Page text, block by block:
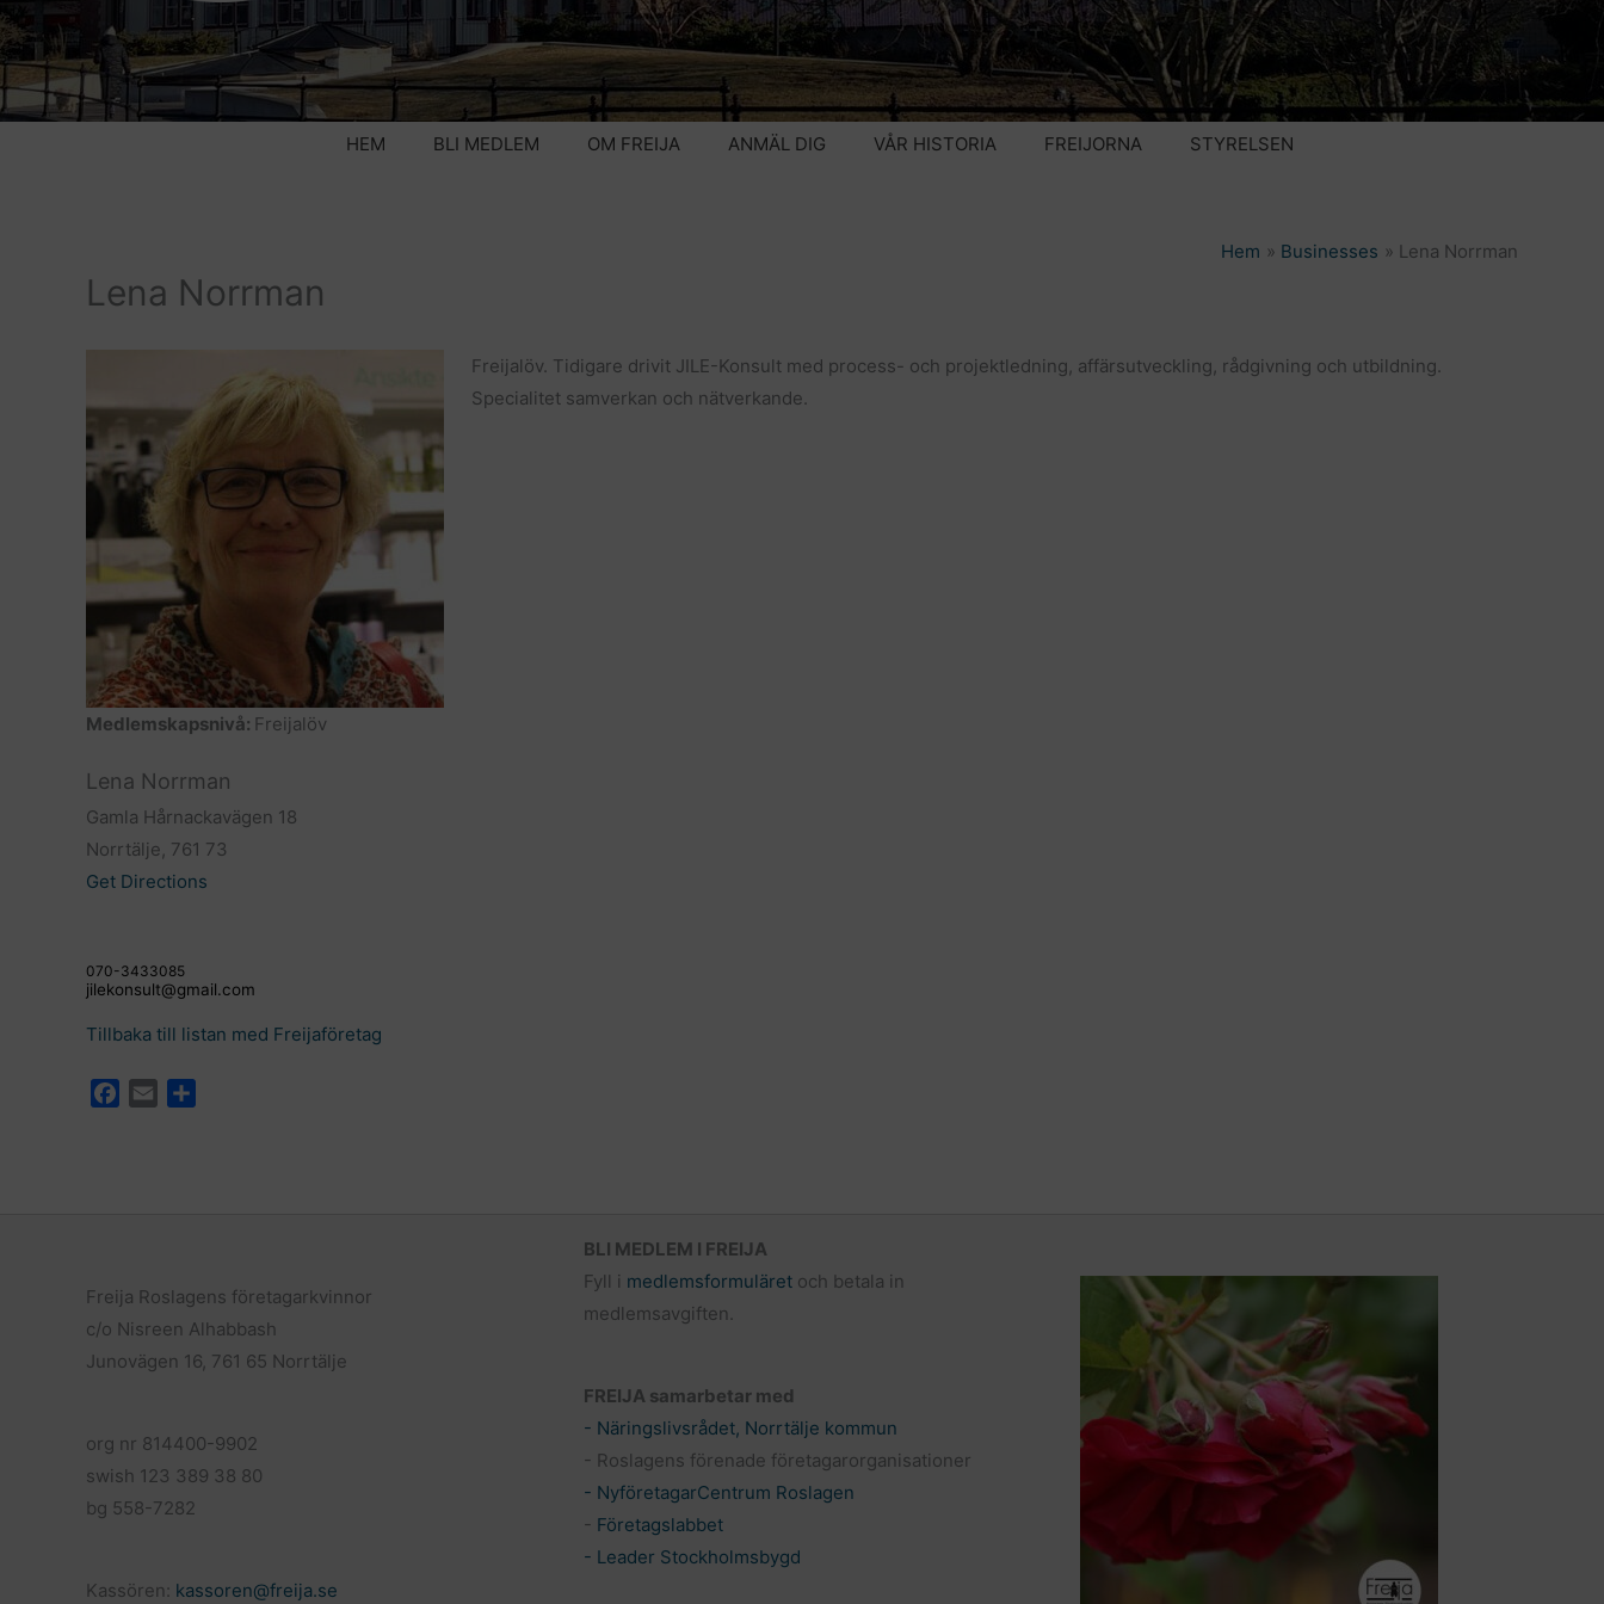
HEM BLI MEDLEM OM FREIJA ANMÄL DIG VÅR HISTORIA FREIJORNA STYRELSEN
Hem Businesses Lena Norrman
Lena Norrman
Freijalöv. Tidigare drivit JILE-Konsult med process- och projektledning, affärsutveckling, rådgivning och utbildning.
Specialitet samverkan och nätverkande.
Medlemskapsnivå: Freijalöv
Lena Norrman
Gamla Hårnackavägen 18
Norrtälje, 761 73
Get Directions
070-3433085
jilekonsult@gmail.com
Tillbaka till listan med Freijaföretag
k
Freija Roslagens företagarkvinnor
c/o Nisreen Alhabbash
Junovägen 16, 761 65 Norrtälje
org nr 814400-9902
swish 123 389 38 80
bg 558-7282
Kassören: kassoren@freija.se
BLI MEDLEM I FREIJA
Fyll i medlemsformuläretoch betala in
medlemsavgiften.
FREIJA samarbetar med
- Näringslivsrådet, Norrtälje kommun
- Roslagens förenade företagarorganisationer
- NyföretagarCentrum Roslagen
- Företagslabbet
- Leader Stockholmsbygd